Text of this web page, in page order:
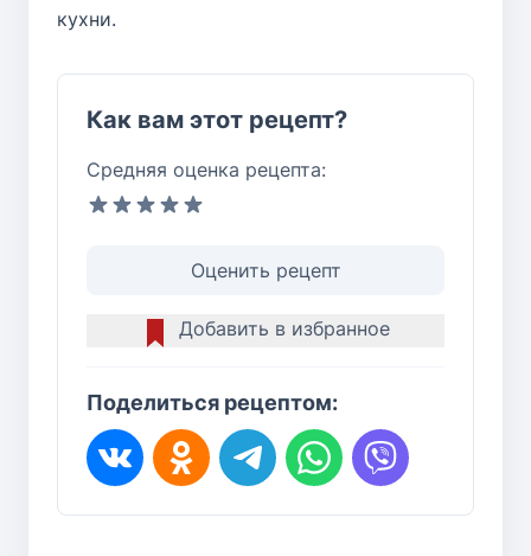
кухни.
Как вам этот рецепт?
Средняя оценка рецепта:
Оценить рецепт
Добавить в избранное
Поделиться рецептом: